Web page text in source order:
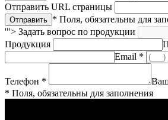
Отправить URL страницы
* Поля, обязательны для
'"> Задать вопрос по продукции
Продукция
Email *
Телефон *
* Поля, обязательны для заполнения